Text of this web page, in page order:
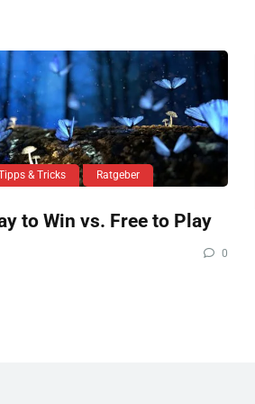
& Tricks Ratgeber
to Win vs. Free to Play
0